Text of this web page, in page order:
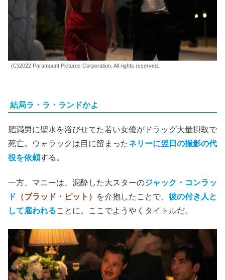
(C)2022 Paramount Pictures Corporation. All rights reserved.
結局ラ・ラ・ランドかよ
肥満男に聖水を浴びせてた若い女優がドラッグ大量摂取で
死亡。ウォラックは目に留まったネリーに翌日の撮影の代
役を依頼する。
一方、マニーは、泥酔した大スターのジャック・コンラッ
ド （ブラッド・ピット） を介抱したことで、 彼の付き人と
して雇われることに。ここでようやくタイトルだ。